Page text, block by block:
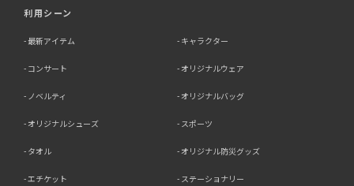
利用シーン
最新アイテム キャラクター
コンサート オリジナルウェア
ノベルティ オリジナルバッグ
オリジナルシューズ スポーツ
タオル オリジナル防災グッズ
エチケット ステーショナリー